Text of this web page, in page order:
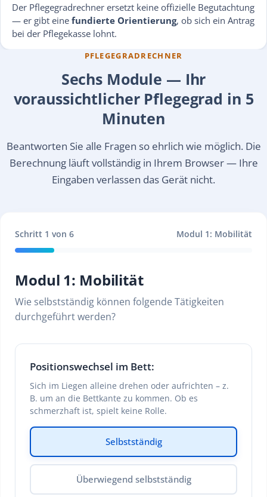
Der Pflegegradrechner ersetzt keine offizielle Begutachtung
— er gibt einefundierte Orientierung, ob sich ein Antrag
bei der Pflegekasse lohnt.
PFLEGEGRADRECHNER
Sechs Module — Ihr
voraussichtlicher Pflegegrad in 5
Minuten
Beantworten Sie alle Fragen so ehrlich wie möglich. Die
Berechnung läuft vollständig in Ihrem Browser — Ihre
Eingaben verlassen das Gerät nicht.
Schritt 1 von 6 Modul 1: Mobilität
Modul 1: Mobilität
Wie selbstständig können folgende Tätigkeiten
durchgeführt werden?
Positionswechsel im Bett:
Sich im Liegen alleine drehen oder aufrichten – z.
B. um an die Bettkante zu kommen. Ob es
schmerzhaft ist, spielt keine Rolle.
Selbstständig
Überwiegend selbstständig